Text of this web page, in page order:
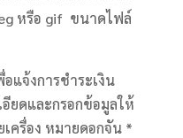
หรือ gif ขนาดไฟล์
แจ้งการชำระเงิน
ยดและกรอกข้อมูลให้
ครื่อง หมายดอกจัน *